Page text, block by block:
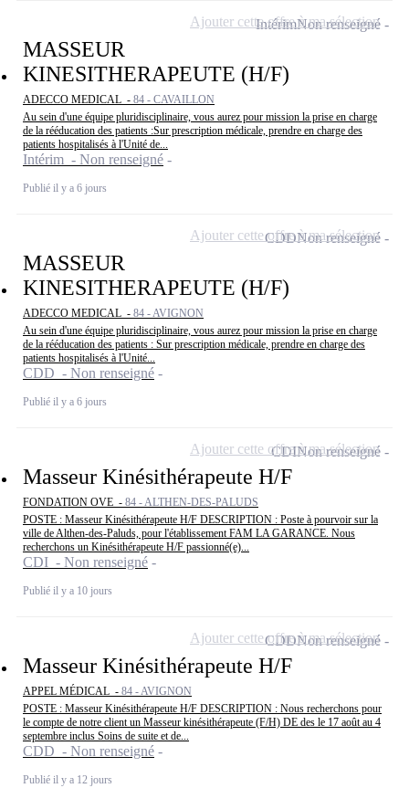
MASSEUR
KINESITHERAPEUTE (H/F)
ADECCO MEDICAL - 84 - CAVAILLON
Au sein d'une équipe pluridisciplinaire, vous aurez pour mission la prise en charge
de la rééducation des patients :Sur prescription médicale, prendre en charge des
patients hospitalisés à l'Unité de...
Intérim - Non renseigné
Publié il y a 6 jours
IntérimNon renseigné
Ajouter cette offre à ma sélection
MASSEUR
KINESITHERAPEUTE (H/F)
ADECCO MEDICAL - 84 - AVIGNON
Au sein d'une équipe pluridisciplinaire, vous aurez pour mission la prise en charge
de la rééducation des patients : Sur prescription médicale, prendre en charge des
patients hospitalisés à l'Unité...
CDD - Non renseigné
Publié il y a 6 jours
CDDNon renseigné
Ajouter cette offre à ma sélection
Masseur Kinésithérapeute H/F
FONDATION OVE - 84 - ALTHEN-DES-PALUDS
POSTE : Masseur Kinésithérapeute H/F DESCRIPTION : Poste à pourvoir sur la
ville de Althen-des-Paluds, pour l'établissement FAM LA GARANCE. Nous
recherchons un Kinésithérapeute H/F passionné(e)...
CDI - Non renseigné
Publié il y a 10 jours
CDINon renseigné
Ajouter cette offre à ma sélection
Masseur Kinésithérapeute H/F
APPEL MÉDICAL - 84 - AVIGNON
POSTE : Masseur Kinésithérapeute H/F DESCRIPTION : Nous recherchons pour
le compte de notre client un Masseur kinésithérapeute (F/H) DE des le 17 août au 4
septembre inclus Soins de suite et de...
CDD - Non renseigné
Publié il y a 12 jours
CDDNon renseigné
Ajouter cette offre à ma sélection